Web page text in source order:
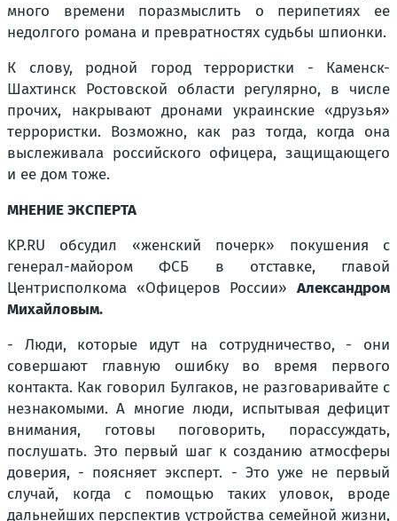
много времени поразмыслить о перипетиях ее
недолгого романа и превратностях судьбы шпионки.
К слову, родной город террористки - Каменск-
Шахтинск Ростовской области регулярно, в числе
прочих, накрывают дронами украинские «друзья»
террористки. Возможно, как раз тогда, когда она
выслеживала российского офицера, защищающего
и ее дом тоже.
МНЕНИЕ ЭКСПЕРТА
KP.RU обсудил «женский почерк» покушения с
генерал-майором ФСБ в отставке, главой
Центрисполкома «Офицеров России» Александром
Михайловым.
- Люди, которые идут на сотрудничество, - они
совершают главную ошибку во время первого
контакта. Как говорил Булгаков, не разговаривайте с
незнакомыми. А многие люди, испытывая дефицит
внимания, готовы поговорить, порассуждать,
послушать. Это первый шаг к созданию атмосферы
доверия, - поясняет эксперт. - Это уже не первый
случай, когда с помощью таких уловок, вроде
дальнейших перспектив устройства семейной жизни,